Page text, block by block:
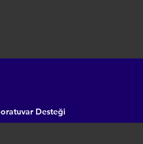
Desteği